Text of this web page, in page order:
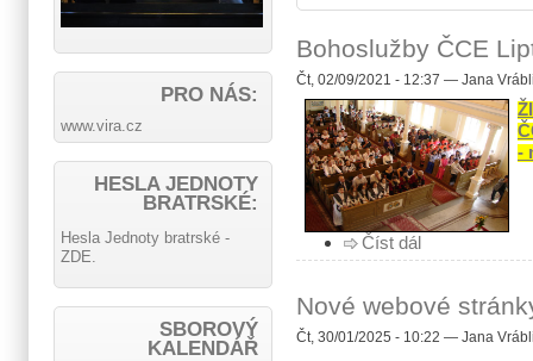
Bohoslužby ČCE
Čt, 02/09/2021 - 12:37 — Jana
-
Číst dál
Nové webové
Čt, 30/01/2025 - 10:22 — Jana
PRO NÁS:
www.vira.cz
HESLA JEDNOTY
BRATRSKÉ:
Hesla Jednoty bratrské -
ZDE.
SBOROVÝ
KALENDÁŘ